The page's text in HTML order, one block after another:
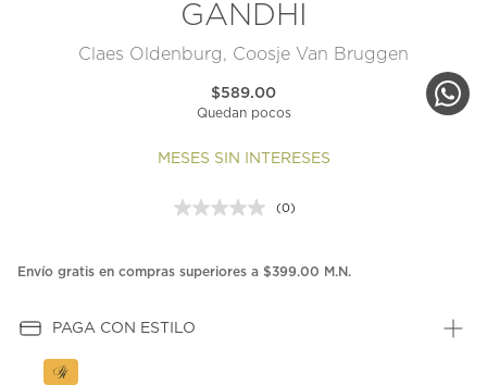
GANDHI
Claes Oldenburg, Coosje Van Bruggen
$589.00
Quedan pocos
MESES SIN INTERESES
Sin
en
(0)
Envío gratis en compras superiores a $399.00 M.N.
PAGA CON ESTILO